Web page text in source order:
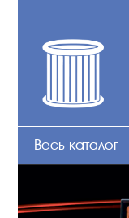
Весь каталог